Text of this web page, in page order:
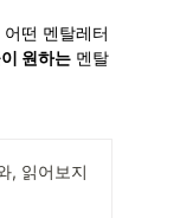
떤 멘탈레터
원하는 멘탈
, 읽어보지